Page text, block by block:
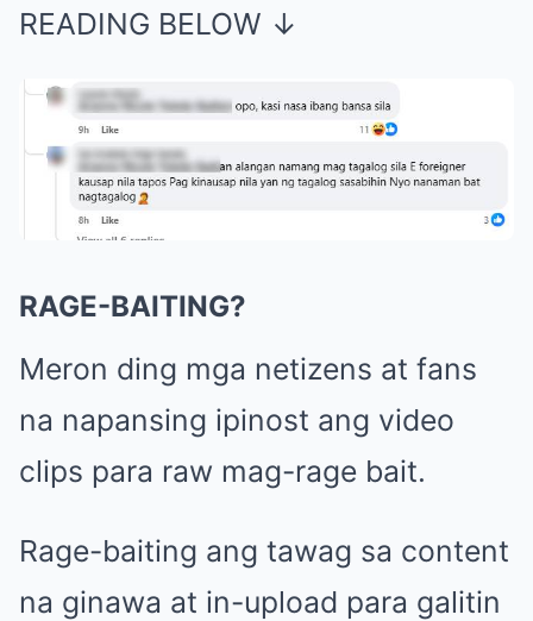
READING BELOW ↓
RAGE-BAITING?
Meron ding mga netizens at fans
na napansing ipinost ang video
clips para raw mag-rage bait.
Rage-baiting ang tawag sa content
na ginawa at in-upload para galitin